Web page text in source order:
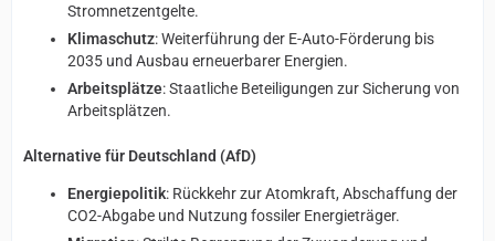
Stromnetzentgelte.
Klimaschutz: Weiterführung der E-Auto-Förderung bis
2035 und Ausbau erneuerbarer Energien.
Arbeitsplätze: Staatliche Beteiligungen zur Sicherung von
Arbeitsplätzen.
Alternative für Deutschland (AfD)
Energiepolitik: Rückkehr zur Atomkraft, Abschaffung der
CO2-Abgabe und Nutzung fossiler Energieträger.